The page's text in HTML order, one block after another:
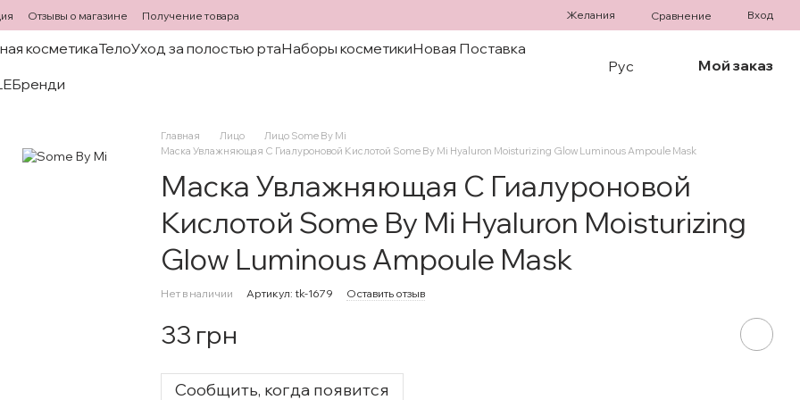
Отзывы о магазине Получение товара Желания Сравнение Вход
косметикаТелоУход за полостью ртаНаборы косметикиНовая Поставка
Бренди
Рус Мой заказ
Главная Лицо
Лицо Some By Mi
Маска Увлажняющая С Гиалуроновой Кислотой Some By Mi Hyaluron Moisturizing Glow Luminous Ampoule Mask
Маска Увлажняющая С Гиалуроновой
Кислотой Some By Mi Hyaluron Moisturizing
Glow Luminous Ampoule Mask
Нет в наличии Артикул: tk-1679 Оставить отзыв
33 грн
Сообщить, когда появится